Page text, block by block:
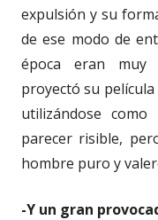
expulsión y su
de ese modo de
época eran muy
proyectó su
utilizándose
parecer risible,
hombre puro y
-Y un gran